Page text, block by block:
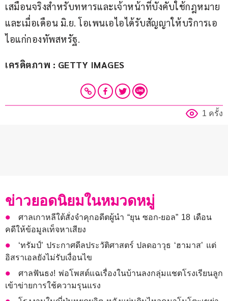
เสมือนจริงสำหรับทหารและเจ้าหน้าที่บังคับใช้กฎหมาย
และเมื่อเดือน มิ.ย. โอเพนเอไอได้รับสัญญาให้บริการเอ
ไอแก่กองทัพสหรัฐ.
เครดิตภาพ : GETTY IMAGES
1 ครั้ง
ข่าวยอดนิยมในหมวดหมู่
ศาลเกาหลีใต้สั่งจำคุกอดีตผู้นำ “ยุน ซอก-ยอล” 18 เดือน
คดีให้ข้อมูลเท็จหาเสียง
‘ทรัมป์’ ประกาศดีลประวัติศาสตร์ ปลดอาวุธ ‘ฮามาส’ แต่
อิสราเอลยังไม่รับเงื่อนไข
ศาลฟันธง! พ่อโพสต์แฉเรื่องในบ้านลงกลุ่มแชตโรงเรียนลูก
เข้าข่ายการใช้ความรุนแรง